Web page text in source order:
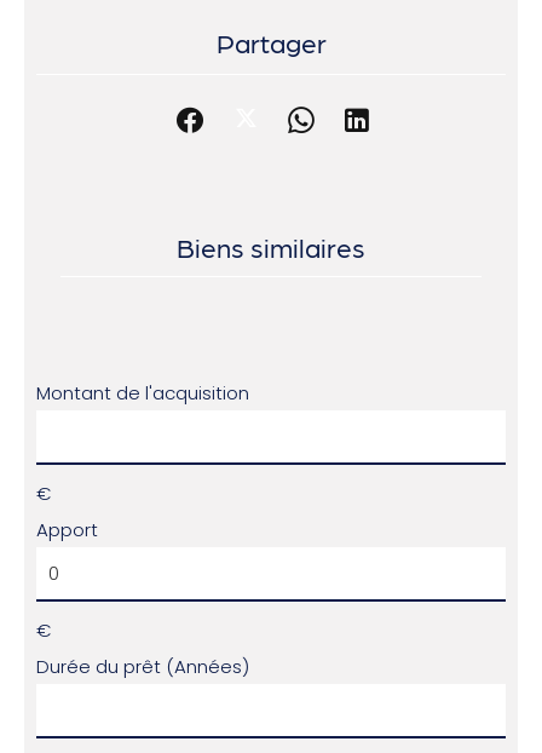
Partager
Biens similaires
Montant de l'acquisition
€
Apport
€
Durée du prêt (Années)